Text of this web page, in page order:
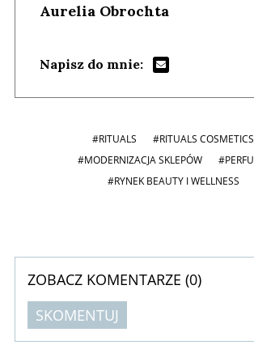
Aurelia Obrochta
Napisz do mnie:
#RITUALS
#RITUALS COSMETICS
#MODERNIZACJA SKLEPÓW
#RYNEK BEAUTY I WELLNESS
ZOBACZ KOMENTARZE (0)
SKOMENTUJ